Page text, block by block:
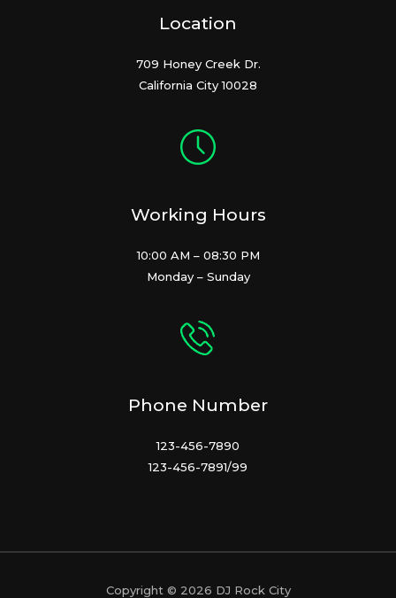
Location
709 Honey Creek Dr.
California City 10028
Working Hours
10:00 AM – 08:30 PM
Monday – Sunday
Phone Number
123-456-7890
123-456-7891/99
Copyright © 2026 DJ Rock City